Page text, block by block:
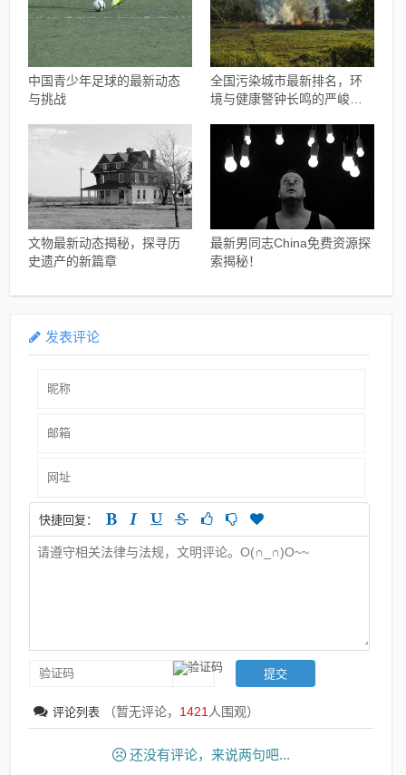
中国青少年足球的最新动态
与挑战
全国污染城市最新排名，环
境与健康警钟长鸣的严峻现
文物最新动态揭秘，探寻历
史遗产的新篇章
最新男同志China免费资源探
索揭秘！
发表评论
快捷回复：
评论列表 （暂无评论， 1421 人围观）
还没有评论，来说两句吧...